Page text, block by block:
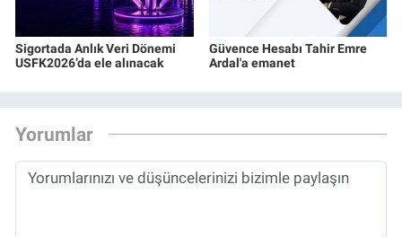
Sigortada Anlık Veri Dönemi
USFK2026’da ele alınacak
Güvence Hesabı Tahir Emre
Ardal'a emanet
Yorumlar